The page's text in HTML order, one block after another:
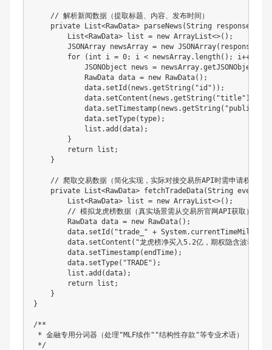
// 解析新闻数据（提取标题、内容、发布时间）
private List<RawData> parseNews (String response
List<RawData> list = new ArrayList<>( ) ;
JSONArray newsArray = new JSONArray( response
for
( int i = 0; i < newsArray. length( ) ; i++
JSONObject news = newsArray.getJSONObject
RawData data = new RawData( ) ;
            data
. setId ( news .getString ( "id" ) ) ;
            data
. setContent ( news .getString ( "title" )
            data
. setTimestamp( news .getString (
            data
. setType(type) ;
            list
.add (data) ;
}
return list ;
}
// 爬取交易数据（简化实现，实际对接交易所API时需申请权限）
private List<RawData> fetchTradeData(String event
List<RawData> list = new ArrayList<>( ) ;
// 模拟龙虎榜数据（真实场景需从交易所官网API获取）
RawData data = new RawData( ) ;
        data
. setId ( "trade_" + System. currentTimeMillis
        data
. setContent ( "龙虎榜净买入5.2亿，期权隐含波动率上
        data
. setTimestamp(endTime) ;
        data
. setType( "TRADE" ) ;
        list
.add (data) ;
return list ;
}
}
/**
* 金融专用分词器（处理"MLF续作""结构性存款"等专业术语）
*/